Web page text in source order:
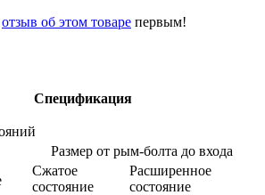
отзыв об этом товаре первым!
Спецификация
Размер от рым-болта до входа
Сжатое
состояние
Расширенное
состояние